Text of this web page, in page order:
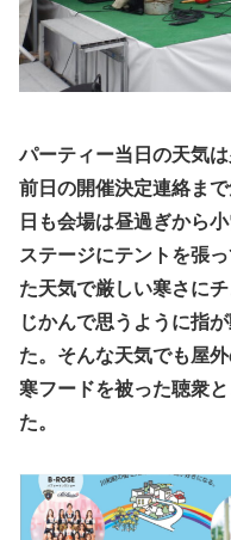
パーティー当日の天気
前日の開催決定連絡ま
日も会場は昼過ぎから
ステージにテントを張
た天気で厳しい寒さに
じかんで思うように指
た。そんな天気でも屋
寒フードを被った聴衆
た。